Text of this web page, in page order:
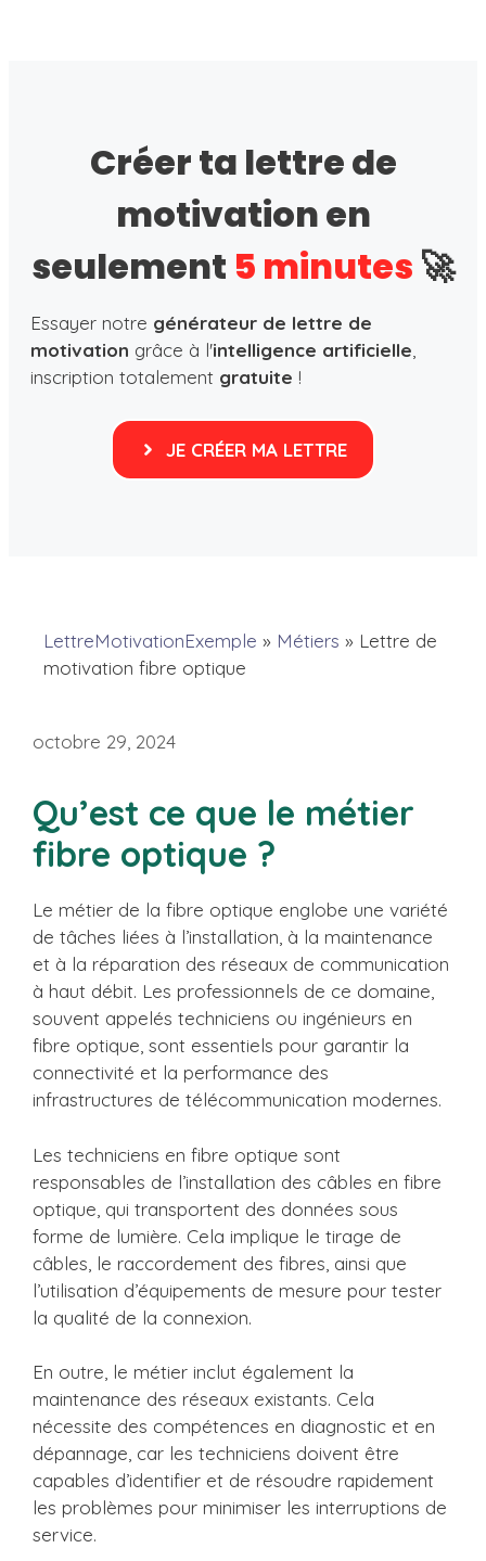
Créer ta lettre de
motivation en
seulement 5 minutes 🚀
Essayer notre générateur de lettre de
motivation grâce à l'intelligence artificielle
inscription totalement gratuite !
JE CRÉER MA LETTRE
LettreMotivationExemple » Métiers » Lettre de
motivation fibre optique
octobre 29, 2024
Qu’est ce que le métier
fibre optique ?
Le métier de la fibre optique englobe une variété
de tâches liées à l’installation, à la maintenance
et à la réparation des réseaux de communication
à haut débit. Les professionnels de ce domaine,
souvent appelés techniciens ou ingénieurs en
fibre optique, sont essentiels pour garantir la
connectivité et la performance des
infrastructures de télécommunication modernes.
Les techniciens en fibre optique sont
responsables de l’installation des câbles en fibre
optique, qui transportent des données sous
forme de lumière. Cela implique le tirage de
câbles, le raccordement des fibres, ainsi que
l’utilisation d’équipements de mesure pour tester
la qualité de la connexion.
En outre, le métier inclut également la
maintenance des réseaux existants. Cela
nécessite des compétences en diagnostic et en
dépannage, car les techniciens doivent être
capables d’identifier et de résoudre rapidement
les problèmes pour minimiser les interruptions de
service.